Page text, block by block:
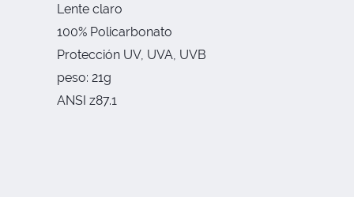
Lente claro
100% Policarbonato
Protección UV, UVA, UVB
peso: 21g
ANSI z87.1